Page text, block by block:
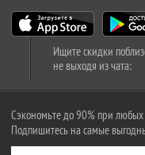
Ищите скидки
не выходя из чата:
Сэкономьте до 90% при любых
Подпишитесь на самые